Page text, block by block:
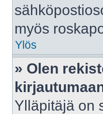
myös
Ylös
» Olen
Ylläpitäjä on